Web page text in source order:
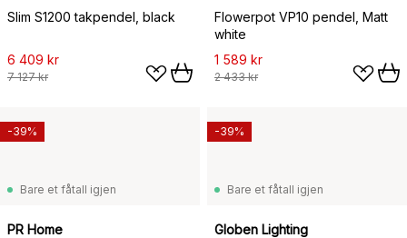
Slim S1200 takpendel, black
6 409 kr
7 127 kr
Flowerpot VP10 pendel, Matt
white
1 589 kr
2 433 kr
Bare et fåtall igjen
PR Home
-39%
Bare et fåtall igjen
Globen Lighting
-39%